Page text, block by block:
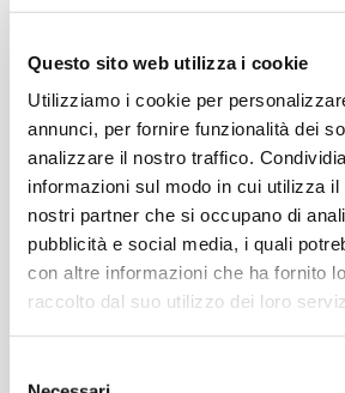
Questo sito web utilizza i cookie
Utilizziamo i cookie per
annunci, per fornire funzionalità dei
analizzare il nostro traffico.
informazioni sul modo in cui utilizza
nostri partner che si occupano di
pubblicità e social media, i quali
con altre informazioni che ha fornito
raccolto dal suo utilizzo dei loro
policy
Condividi
C
o
n
di
vi
di